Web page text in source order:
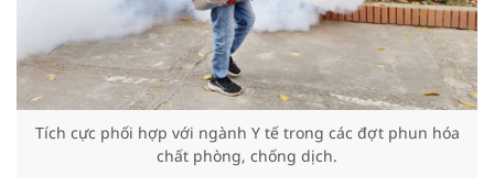
Tích cực phối hợp với ngành Y tế trong các đợt phun hóa
chất phòng, chống dịch.